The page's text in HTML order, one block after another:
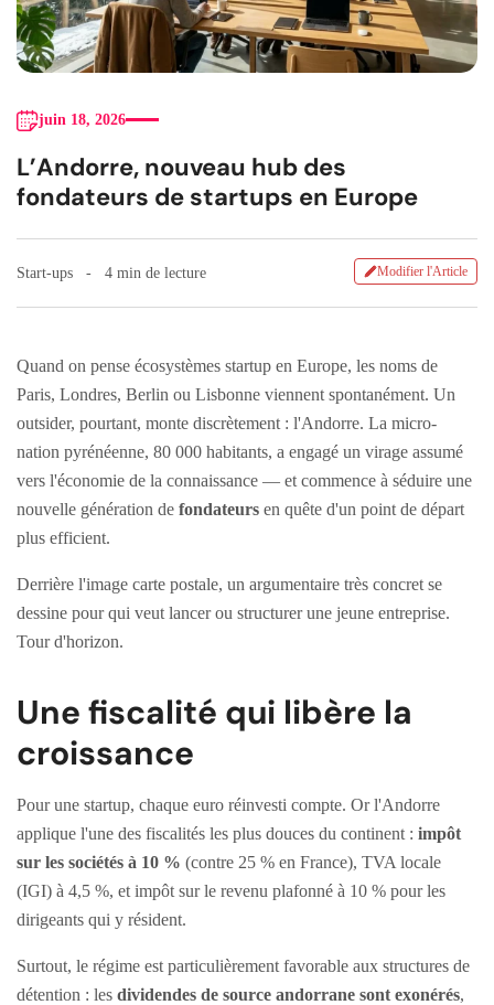
juin 18, 2026
L’Andorre, nouveau hub des
fondateurs de startups en Europe
Start-ups 4 min de lecture Modifier l'Article
Quand on pense écosystèmes startup en Europe, les noms de
Paris, Londres, Berlin ou Lisbonne viennent spontanément. Un
outsider, pourtant, monte discrètement : l'Andorre. La micro-
nation pyrénéenne, 80 000 habitants, a engagé un virage assumé
vers l'économie de la connaissance — et commence à séduire une
nouvelle génération de fondateurs en quête d'un point de départ
plus efficient.
Derrière l'image carte postale, un argumentaire très concret se
dessine pour qui veut lancer ou structurer une jeune entreprise.
Tour d'horizon.
Une fiscalité qui libère la
croissance
Pour une startup, chaque euro réinvesti compte. Or l'Andorre
applique l'une des fiscalités les plus douces du continent : impôt
sur les sociétés à 10 % (contre 25 % en France), TVA locale
(IGI) à 4,5 %, et impôt sur le revenu plafonné à 10 % pour les
dirigeants qui y résident.
Surtout, le régime est particulièrement favorable aux structures de
détention : les dividendes de source andorrane sont exonérés,